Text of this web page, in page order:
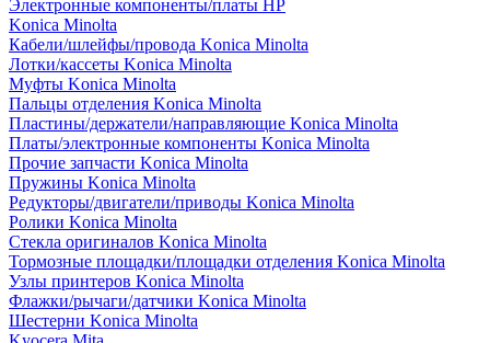
Электронные компоненты/платы HP
Konica Minolta
Кабели/шлейфы/провода Konica Minolta
Лотки/кассеты Konica Minolta
Муфты Konica Minolta
Пальцы отделения Konica Minolta
Пластины/держатели/направляющие Konica Minolta
Платы/электронные компоненты Konica Minolta
Прочие запчасти Konica Minolta
Пружины Konica Minolta
Редукторы/двигатели/приводы Konica Minolta
Ролики Konica Minolta
Стекла оригиналов Konica Minolta
Тормозные площадки/площадки отделения Konica Minolta
Узлы принтеров Konica Minolta
Флажки/рычаги/датчики Konica Minolta
Шестерни Konica Minolta